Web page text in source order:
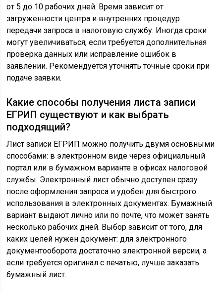
от 5 до 10 рабочих дней. Время зависит от
загруженности центра и внутренних процедур
передачи запроса в налоговую службу. Иногда сроки
могут увеличиваться, если требуется дополнительная
проверка данных или исправление ошибок в
заявлении. Рекомендуется уточнять точные сроки при
подаче заявки.
Какие способы получения листа записи
ЕГРИП существуют и как выбрать
подходящий?
Лист записи ЕГРИП можно получить двумя основными
способами: в электронном виде через официальный
портал или в бумажном варианте в офисах налоговой
службы. Электронный лист обычно доступен сразу
после оформления запроса и удобен для быстрого
использования в электронных документах. Бумажный
вариант выдают лично или по почте, что может занять
несколько рабочих дней. Выбор зависит от того, для
каких целей нужен документ: для электронного
документооборота достаточно электронной версии, а
если требуется оригинал с печатью, лучше заказать
бумажный лист.